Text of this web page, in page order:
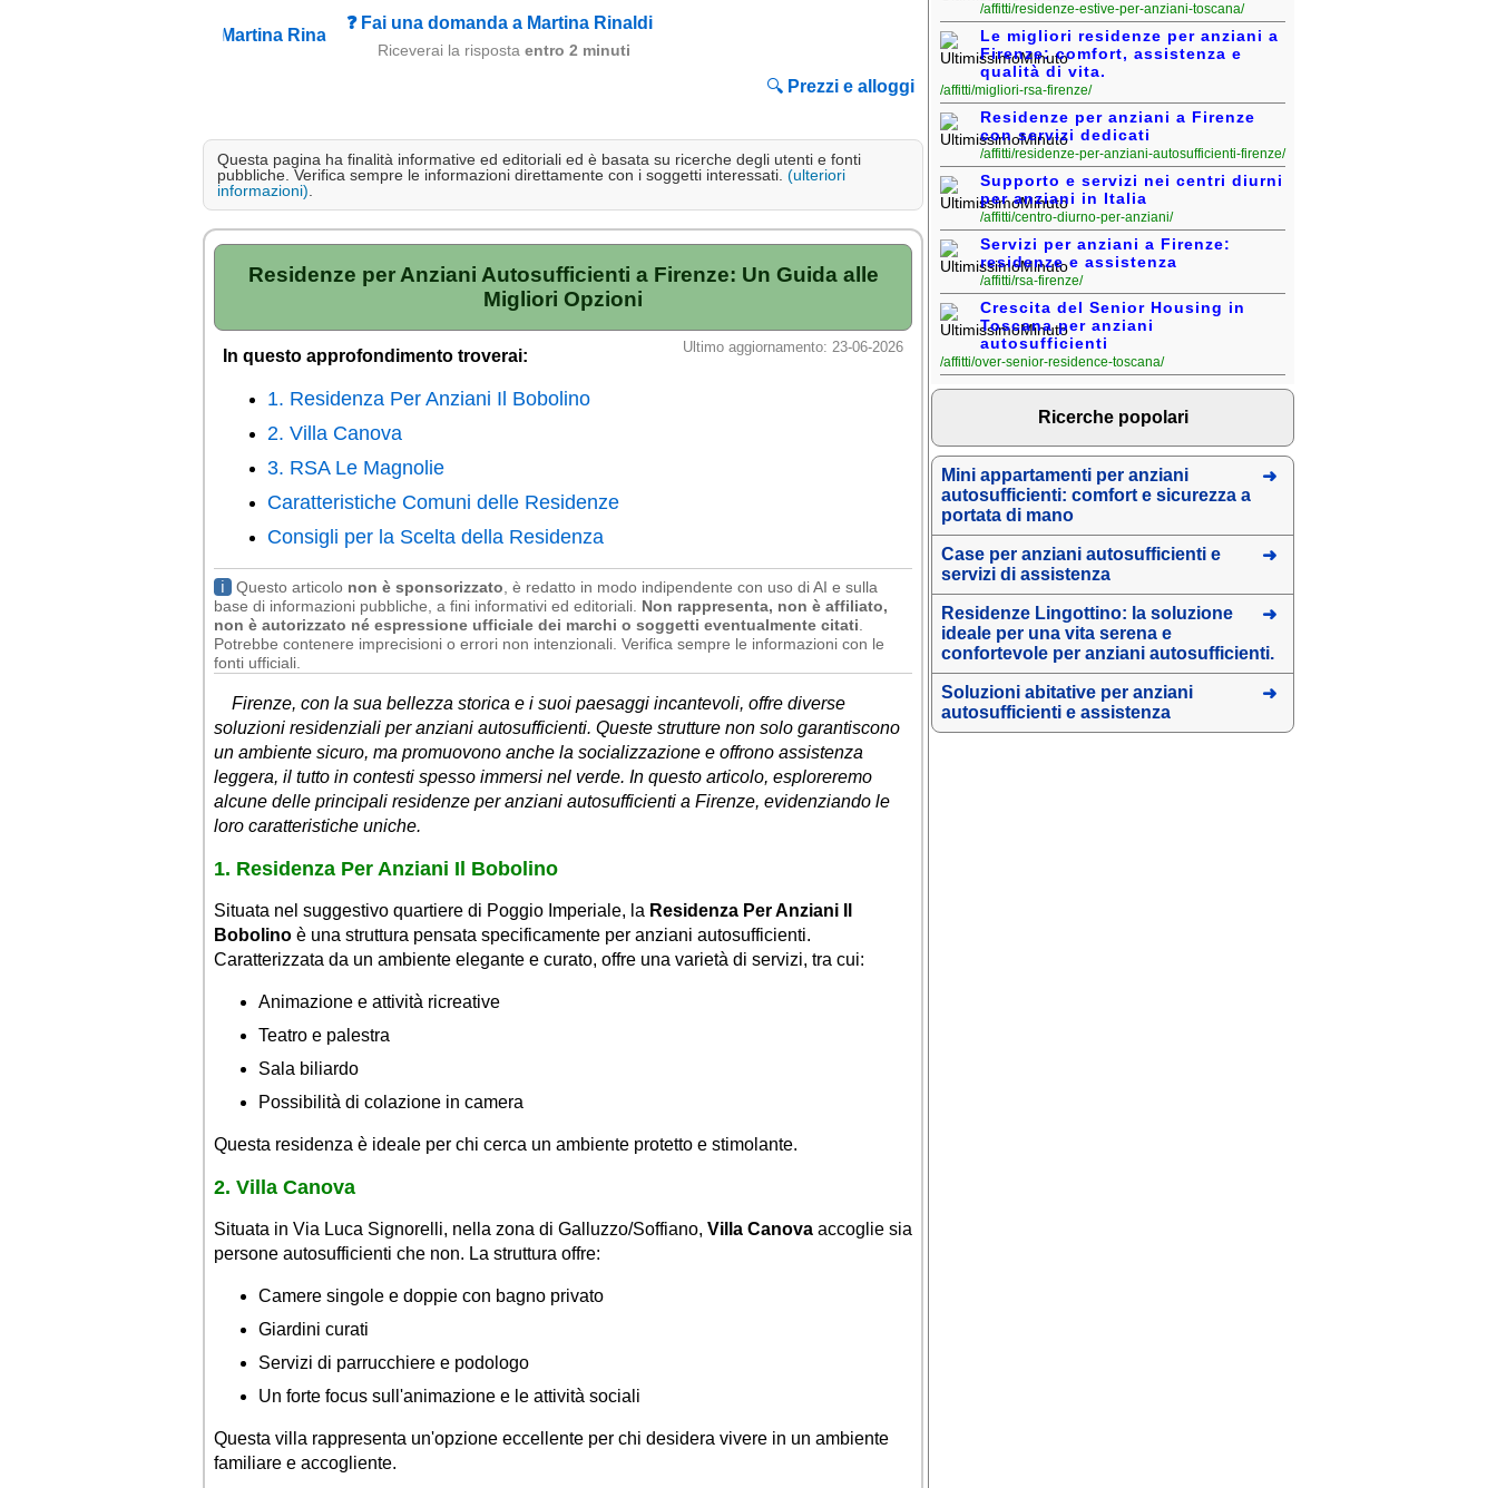
❓ Fai una domanda a Martina Rinaldi
Riceverai la risposta entro 2 minuti
🔍 Prezzi e alloggi
Questa pagina ha finalità informative ed editoriali ed è basata su ricerche degli utenti e fonti
pubbliche. Verifica sempre le informazioni direttamente con i soggetti interessati. (ulteriori
informazioni)
Residenze per Anziani Autosufficienti a Firenze: Un Guida alle
Migliori Opzioni
Ultimo aggiornamento: 23-06-2026
In questo approfondimento troverai:
1. Residenza Per Anziani Il Bobolino
2. Villa Canova
3. RSA Le Magnolie
Caratteristiche Comuni delle Residenze
Consigli per la Scelta della Residenza
ℹ Questo articolo non è sponsorizzato , è redatto in modo indipendente con uso di AI e sulla
base di informazioni pubbliche, a fini informativi ed editoriali. Non rappresenta, non è affiliato,
non è autorizzato né espressione ufficiale dei marchi o soggetti eventualmente citati
Potrebbe contenere imprecisioni o errori non intenzionali. Verifica sempre le informazioni con le
fonti ufficiali.
Firenze, con la sua bellezza storica e i suoi paesaggi incantevoli, offre diverse
soluzioni residenziali per anziani autosufficienti. Queste strutture non solo garantiscono
un ambiente sicuro, ma promuovono anche la socializzazione e offrono assistenza
leggera, il tutto in contesti spesso immersi nel verde. In questo articolo, esploreremo
alcune delle principali residenze per anziani autosufficienti a Firenze, evidenziando le
loro caratteristiche uniche.
1. Residenza Per Anziani Il Bobolino
Situata nel suggestivo quartiere di Poggio Imperiale, la Residenza Per Anziani Il
Bobolino è una struttura pensata specificamente per anziani autosufficienti.
Caratterizzata da un ambiente elegante e curato, offre una varietà di servizi, tra cui:
Animazione e attività ricreative
Teatro e palestra
Sala biliardo
Possibilità di colazione in camera
Questa residenza è ideale per chi cerca un ambiente protetto e stimolante.
2. Villa Canova
Situata in Via Luca Signorelli, nella zona di Galluzzo/Soffiano, Villa Canova accoglie sia
persone autosufficienti che non. La struttura offre:
Camere singole e doppie con bagno privato
Giardini curati
Servizi di parrucchiere e podologo
Un forte focus sull'animazione e le attività sociali
Questa villa rappresenta un'opzione eccellente per chi desidera vivere in un ambiente
familiare e accogliente.
/affitti/residenze-estive-per-anziani-toscana/
Le migliori residenze per anziani a
Firenze: comfort, assistenza e
qualità di vita.
/affitti/migliori-rsa-firenze/
Residenze per anziani a Firenze
con servizi dedicati
/affitti/residenze-per-anziani-autosufficienti-firenze/
Supporto e servizi nei centri diurni
per anziani in Italia
/affitti/centro-diurno-per-anziani/
Servizi per anziani a Firenze:
residenze e assistenza
/affitti/rsa-firenze/
Crescita del Senior Housing in
Toscana per anziani
autosufficienti
/affitti/over-senior-residence-toscana/
Ricerche popolari
Mini appartamenti per anziani
autosufficienti: comfort e sicurezza a
portata di mano
Case per anziani autosufficienti e
servizi di assistenza
Residenze Lingottino: la soluzione
ideale per una vita serena e
confortevole per anziani autosufficienti.
Soluzioni abitative per anziani
autosufficienti e assistenza